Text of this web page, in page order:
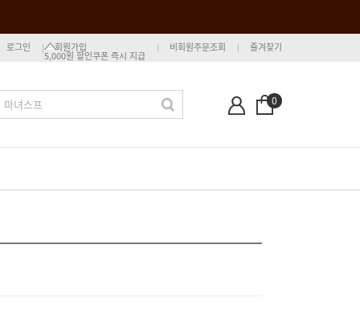
로그인 회원가입
5,000원 할인쿠폰 즉시 지급
비회원주문조회 즐겨찾기
0